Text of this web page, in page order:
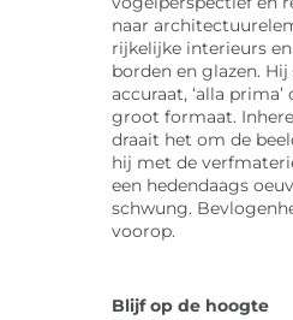
naar
rijkelijke interieurs
borden en glazen.
accuraat, ‘alla
groot formaat.
draait het om de
hij met de
een hedendaags
schwung.
voorop.
Blijf op de hoogte